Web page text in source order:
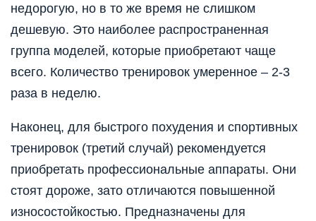
недорогую, но в то же время не слишком
дешевую. Это наиболее распространенная
группа моделей, которые приобретают чаще
всего. Количество тренировок умеренное – 2-3
раза в неделю.
Наконец, для быстрого похудения и спортивных
тренировок (третий случай) рекомендуется
приобретать профессиональные аппараты. Они
стоят дороже, зато отличаются повышенной
износостойкостью. Предназначены для